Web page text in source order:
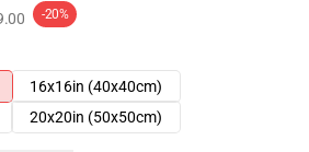
-20%
16x16in (40x40cm)
20x20in (50x50cm)